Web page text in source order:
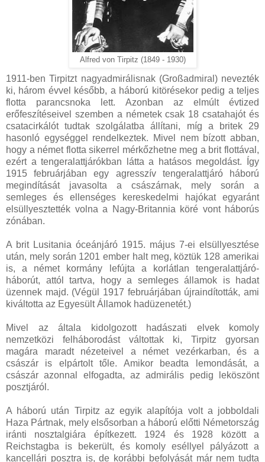
Alfred von Tirpitz (1849 - 1930)
1911-ben Tirpitzt nagyadmirálisnak (Großadmiral) nevezték
ki, három évvel később, a háború kitörésekor pedig a teljes
flotta parancsnoka lett. Azonban az elmúlt évtized
erőfeszítéseivel szemben a németek csak 18 csatahajót és
csatacirkálót tudtak szolgálatba állítani, míg a britek 29
hasonló egységgel rendelkeztek. Mivel nem bízott abban,
hogy a német flotta sikerrel mérkőzhetne meg a brit flottával,
ezért a tengeralattjárókban látta a hatásos megoldást. Így
1915 februárjában egy agresszív tengeralattjáró háború
megindítását javasolta a császárnak, mely során a
semleges és ellenséges kereskedelmi hajókat egyaránt
elsüllyesztették volna a Nagy-Britannia köré vont háborús
zónában.
A brit Lusitania óceánjáró 1915. május 7-ei elsüllyesztése
után, mely során 1201 ember halt meg, köztük 128 amerikai
is, a német kormány lefújta a korlátlan tengeralattjáró-
háborút, attól tartva, hogy a semleges államok is hadat
üzennek majd. (Végül 1917 februárjában újraindították, ami
kiváltotta az Egyesült Államok hadüzenetét.)
Mivel az általa kidolgozott hadászati elvek komoly
nemzetközi felháborodást váltottak ki, Tirpitz gyorsan
magára maradt nézeteivel a német vezérkarban, és a
császár is elpártolt tőle. Amikor beadta lemondását, a
császár azonnal elfogadta, az admirális pedig leköszönt
posztjáról.
A háború után Tirpitz az egyik alapítója volt a jobboldali
Haza Pártnak, mely elsősorban a háború előtti Németország
iránti nosztalgiára építkezett. 1924 és 1928 között a
Reichstagba is bekerült, és komoly eséllyel pályázott a
kancellári posztra is, de korábbi befolyását már nem tudta